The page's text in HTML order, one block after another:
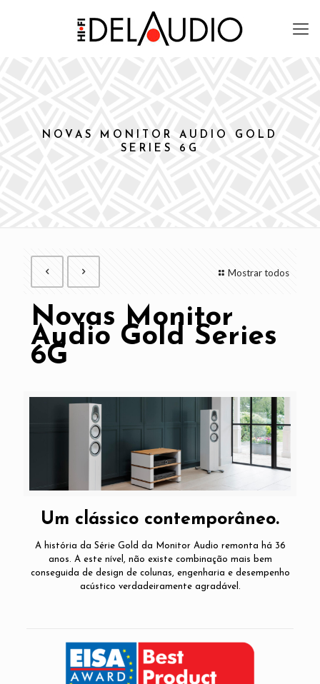
NOVAS MONITOR AUDIO GOLD
SERIES 6G
Mostrar todos
Novas Monitor
Audio Gold Series
6G
Um clássico contemporâneo.
A história da Série Gold da Monitor Audio remonta há 36
anos. A este nível, não existe combinação mais bem
conseguida de design de colunas, engenharia e desempenho
acústico verdadeiramente agradável.